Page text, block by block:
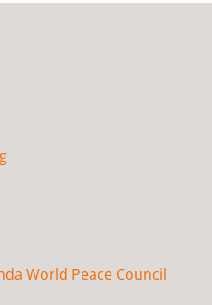
World Peace Council